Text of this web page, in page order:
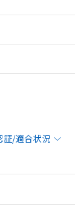
証/適合状況